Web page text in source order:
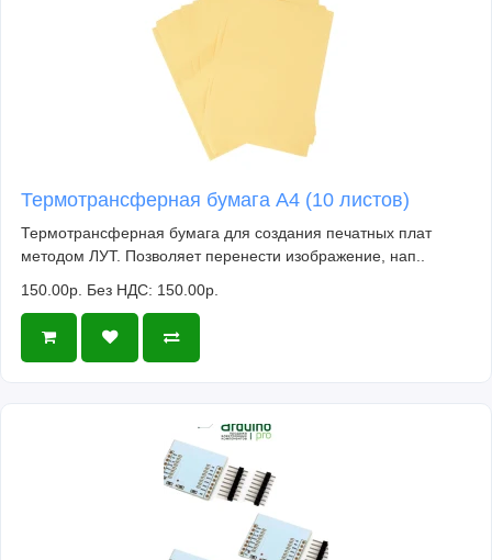
Термотрансферная бумага А4 (10 листов)
Термотрансферная бумага для создания печатных плат
методом ЛУТ. Позволяет перенести изображение, нап..
150.00р. Без НДС: 150.00р.